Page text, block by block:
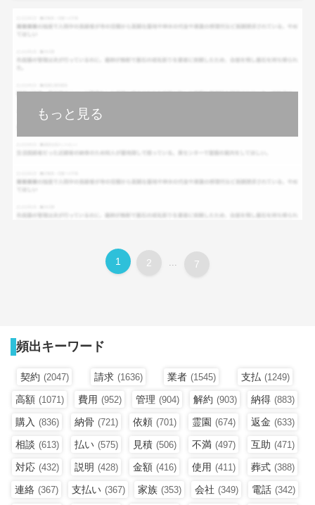
もっと見る
1 2 ... 7
頻出キーワード
契約 (2047) 請求 (1636) 業者 (1545) 支払 (1249)
高額 (1071) 費用 (952) 管理 (904) 解約 (903) 納得 (883)
購入 (836) 納骨 (721) 依頼 (701) 霊園 (674) 返金 (633)
相談 (613) 払い (575) 見積 (506) 不満 (497) 互助 (471)
対応 (432) 説明 (428) 金額 (416) 使用 (411) 葬式 (388)
連絡 (367) 支払い (367) 家族 (353) 会社 (349) 電話 (342)